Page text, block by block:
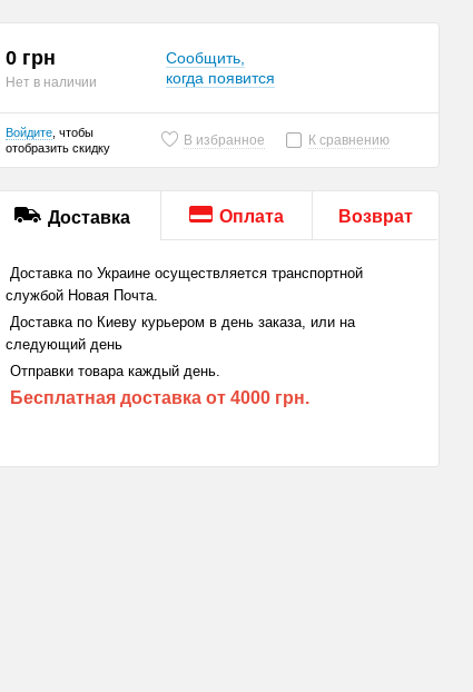
0 грн
Нет в наличии
Сообщить,
когда появится
Войдите , чтобы
отобразить скидку
В избранное К сравнению
Доставка Оплата Возврат
Доставка по Украине осуществляется транспортной
службой Новая Почта.
Доставка по Киеву курьером в день заказа, или на
следующий день
Отправки товара каждый день.
Бесплатная доставка от 4000 грн.